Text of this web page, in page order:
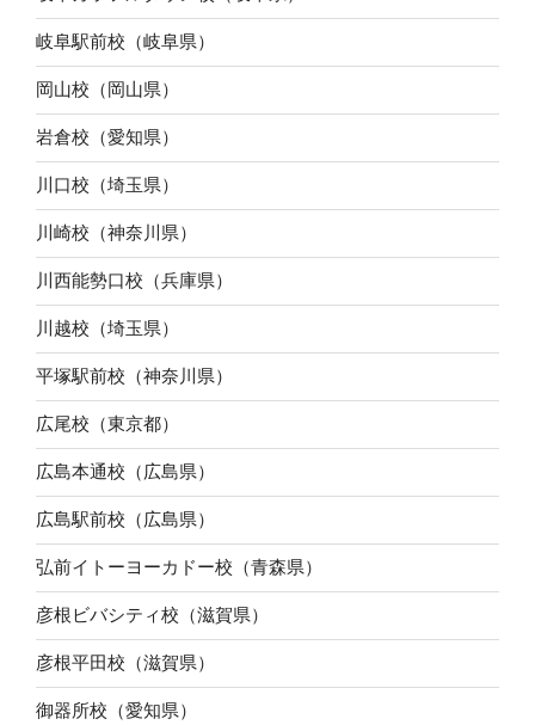
岐阜駅前校（岐阜県）
岡山校（岡山県）
岩倉校（愛知県）
川口校（埼玉県）
川崎校（神奈川県）
川西能勢口校（兵庫県）
川越校（埼玉県）
平塚駅前校（神奈川県）
広尾校（東京都）
広島本通校（広島県）
広島駅前校（広島県）
弘前イトーヨーカドー校（青森県）
彦根ビバシティ校（滋賀県）
彦根平田校（滋賀県）
御器所校（愛知県）